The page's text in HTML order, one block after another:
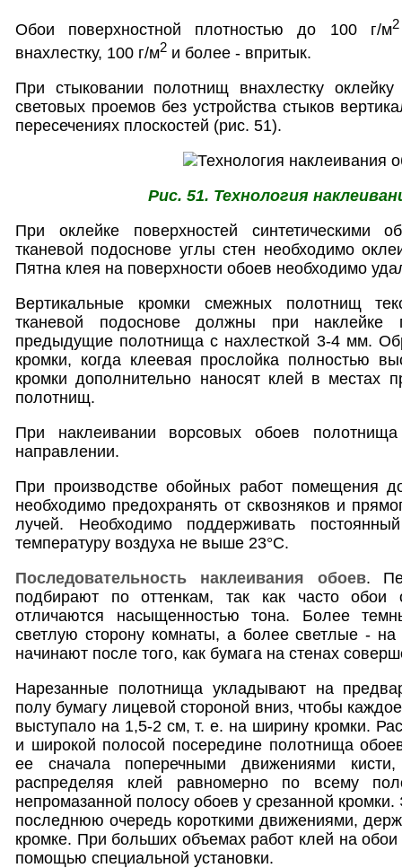
Обои поверхностной плотностью до 100 г/м2
внахлестку, 100 г/м2 и более - впритык.
При стыковании полотнищ внахлестку
световых проемов без устройства стыков
пересечениях плоскостей (рис. 51).
Рис. 51. Технология
При оклейке поверхностей синтетическими
тканевой подоснове углы стен необходимо
Пятна клея на поверхности обоев необходимо
Вертикальные кромки смежных полотнищ
тканевой подоснове должны при наклейке
предыдущие полотнища с нахлесткой 3-4 мм.
кромки, когда клеевая прослойка полностью
кромки дополнительно наносят клей в местах
полотнищ.
При наклеивании ворсовых обоев
направлении.
При производстве обойных работ помещения
необходимо предохранять от сквозняков и
лучей. Необходимо поддерживать
температуру воздуха не выше 23°С.
Последовательность наклеивания обоев.
подбирают по оттенкам, так как часто
отличаются насыщенностью тона. Более
светлую сторону комнаты, а более светлые -
начинают после того, как бумага на стенах
Нарезанные полотнища укладывают на
полу бумагу лицевой стороной вниз, чтобы
выступало на 1,5-2 см, т. е. на ширину кромки.
и широкой полосой посередине полотнища
ее сначала поперечными движениями
распределяя клей равномерно по всему
непромазанной полосу обоев у срезанной
последнюю очередь короткими движениями,
кромке. При больших объемах работ клей на обои
помощью специальной установки.